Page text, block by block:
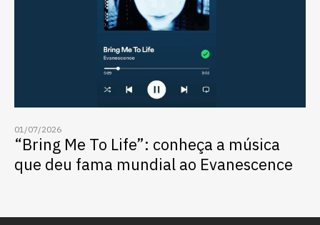
01/07/2026
“Bring Me To Life”: conheça a música
que deu fama mundial ao Evanescence